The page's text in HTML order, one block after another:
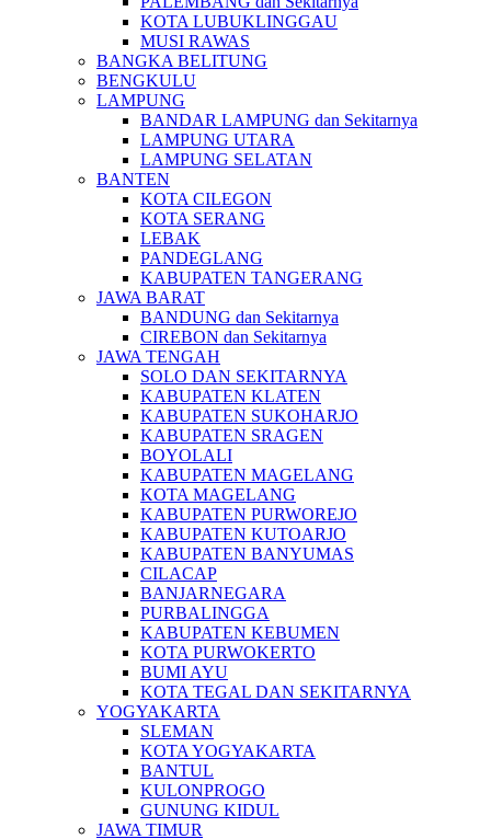
KOTA LUBUKLINGGAU
MUSI RAWAS
BANGKA BELITUNG
BENGKULU
LAMPUNG
BANDAR LAMPUNG dan Sekitarnya
LAMPUNG UTARA
LAMPUNG SELATAN
BANTEN
KOTA CILEGON
KOTA SERANG
LEBAK
PANDEGLANG
KABUPATEN TANGERANG
JAWA BARAT
BANDUNG dan Sekitarnya
CIREBON dan Sekitarnya
JAWA TENGAH
SOLO DAN SEKITARNYA
KABUPATEN KLATEN
KABUPATEN SUKOHARJO
KABUPATEN SRAGEN
BOYOLALI
KABUPATEN MAGELANG
KOTA MAGELANG
KABUPATEN PURWOREJO
KABUPATEN KUTOARJO
KABUPATEN BANYUMAS
CILACAP
BANJARNEGARA
PURBALINGGA
KABUPATEN KEBUMEN
KOTA PURWOKERTO
BUMI AYU
KOTA TEGAL DAN SEKITARNYA
YOGYAKARTA
SLEMAN
KOTA YOGYAKARTA
BANTUL
KULONPROGO
GUNUNG KIDUL
JAWA TIMUR